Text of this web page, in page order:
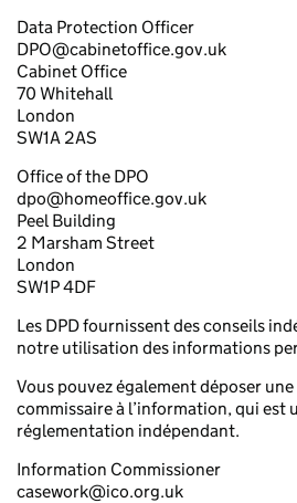
Data Protection Officer
DPO@cabinetoffice.gov.uk
Cabinet Office
70 Whitehall
London
SW1A 2AS
Office of the DPO
dpo@homeoffice.gov.uk
Peel Building
2 Marsham Street
London
SW1P 4DF
Les DPD fournissent des conseils
notre utilisation des informations
Vous pouvez également déposer
commissaire à l’information, qui est
réglementation indépendant.
Information Commissioner
casework@ico.org.uk